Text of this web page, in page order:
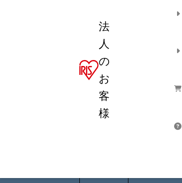
法
人
の
お
客
様